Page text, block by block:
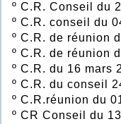
º C.R. Conseil du
º C.R. conseil du
º C.R. de réunion
º C.R. de réunion
º C.R. du 16 mars
º C.R. du conseil
º C.R.réunion du
º CR Conseil du